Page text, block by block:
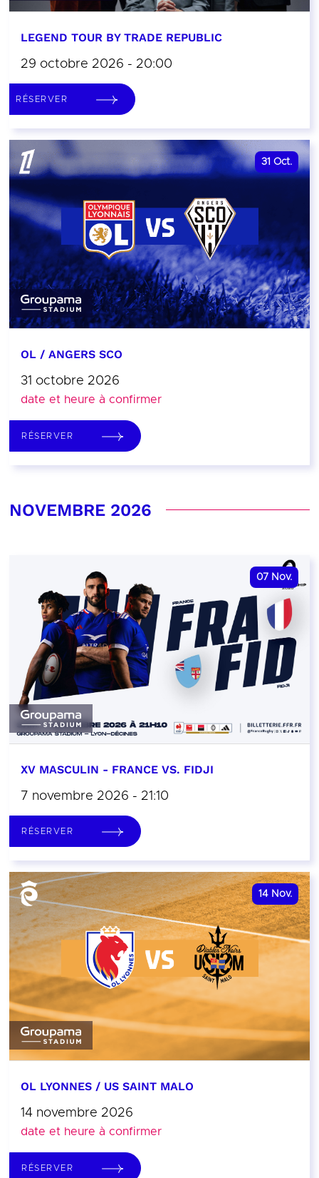
LEGEND TOUR BY TRADE REPUBLIC
29 octobre 2026 - 20:00
RÉSERVER
31 Oct.
OL / ANGERS SCO
31 octobre 2026
date et heure à confirmer
RÉSERVER
NOVEMBRE 2026
07 Nov.
XV MASCULIN - FRANCE VS. FIDJI
7 novembre 2026 - 21:10
RÉSERVER
14 Nov.
OL LYONNES / US SAINT MALO
14 novembre 2026
date et heure à confirmer
RÉSERVER